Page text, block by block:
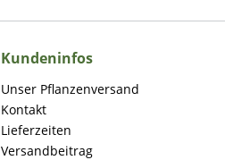
Kundeninfos
Unser Pflanzenversand
Kontakt
Lieferzeiten
Versandbeitrag